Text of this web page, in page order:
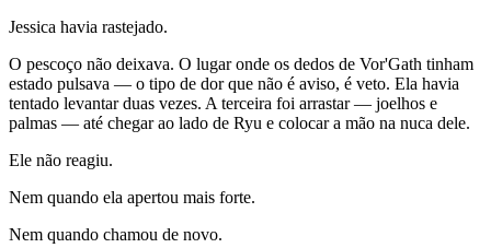
Jessica havia rastejado.
O pescoço não deixava. O lugar onde os dedos de Vor'Gath tinham
estado pulsava — o tipo de dor que não é aviso, é veto. Ela havia
tentado levantar duas vezes. A terceira foi arrastar — joelhos e
palmas — até chegar ao lado de Ryu e colocar a mão na nuca dele.
Ele não reagiu.
Nem quando ela apertou mais forte.
Nem quando chamou de novo.